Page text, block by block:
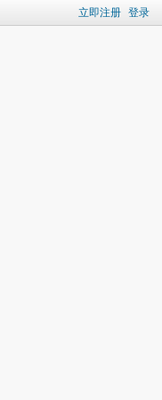
立即注册 登录